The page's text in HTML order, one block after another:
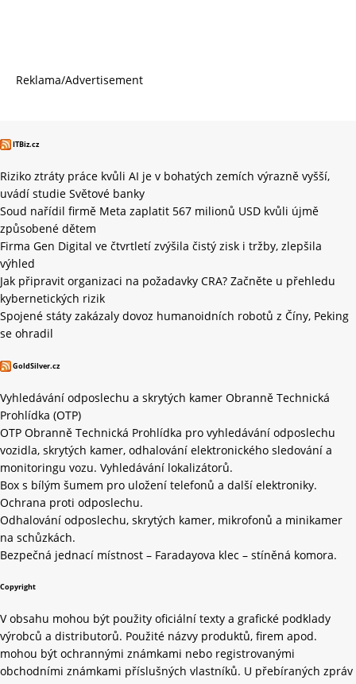
Reklama/Advertisement
ITBiz.cz
Riziko ztráty práce kvůli AI je v bohatých zemích výrazně vyšší,
uvádí studie Světové banky
Soud nařídil firmě Meta zaplatit 567 milionů USD kvůli újmě
způsobené dětem
Firma Gen Digital ve čtvrtletí zvýšila čistý zisk i tržby, zlepšila
výhled
Jak připravit organizaci na požadavky CRA? Začněte u přehledu
kybernetických rizik
Spojené státy zakázaly dovoz humanoidních robotů z Číny, Peking
se ohradil
GoldSilver.cz
Vyhledávání odposlechu a skrytých kamer Obranně Technická
Prohlídka (OTP)
OTP Obranně Technická Prohlídka pro vyhledávání odposlechu
vozidla, skrytých kamer, odhalování elektronického sledování a
monitoringu vozu. Vyhledávání lokalizátorů.
Box s bílým šumem pro uložení telefonů a další elektroniky.
Ochrana proti odposlechu.
Odhalování odposlechu, skrytých kamer, mikrofonů a minikamer
na schůzkách.
Bezpečná jednací místnost – Faradayova klec – stíněná komora.
Copyright
V obsahu mohou být použity oficiální texty a grafické podklady
výrobců a distributorů. Použité názvy produktů, firem apod.
mohou být ochrannými známkami nebo registrovanými
obchodními známkami příslušných vlastníků. U přebíraných zpráv